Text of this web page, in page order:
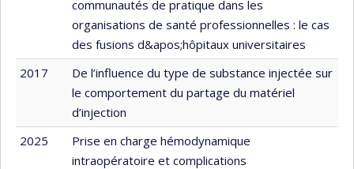
communautés de pratique dans les
organisations de santé professionnelles : le cas
des fusions d&apos;hôpitaux universitaires
2017
De l’influence du type de substance injectée sur
le comportement du partage du matériel
d’injection
2025
Prise en charge hémodynamique
intraopératoire et complications